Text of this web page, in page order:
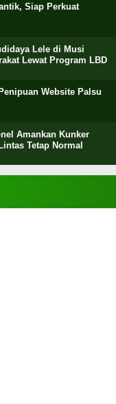
Siap Perkuat
Lele di Musi
Lewat Program LBD
Website Palsu
Amankan Kunker
Tetap Normal